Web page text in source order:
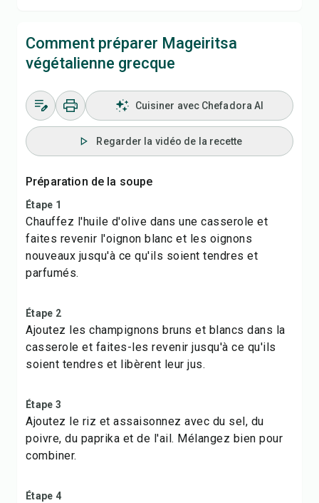
Comment préparer Mageiritsa
végétalienne grecque
Cuisiner avec Chefadora AI
Regarder la vidéo de la recette
Préparation de la soupe
Étape 1
Chauffez l'huile d'olive dans une casserole et
faites revenir l'oignon blanc et les oignons
nouveaux jusqu'à ce qu'ils soient tendres et
parfumés.
Étape 2
Ajoutez les champignons bruns et blancs dans la
casserole et faites-les revenir jusqu'à ce qu'ils
soient tendres et libèrent leur jus.
Étape 3
Ajoutez le riz et assaisonnez avec du sel, du
poivre, du paprika et de l'ail. Mélangez bien pour
combiner.
Étape 4